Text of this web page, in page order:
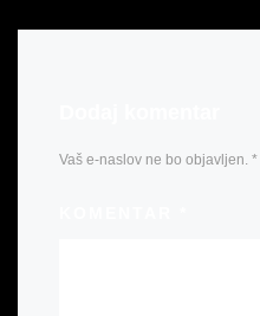
Vaš e-naslov ne bo objavljen. *